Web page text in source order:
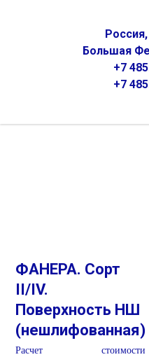
Большая
+7
+7
ФАНЕРА. Сорт
II/IV.
Поверхность НШ
(нешлифованная)
Расчет стоимости